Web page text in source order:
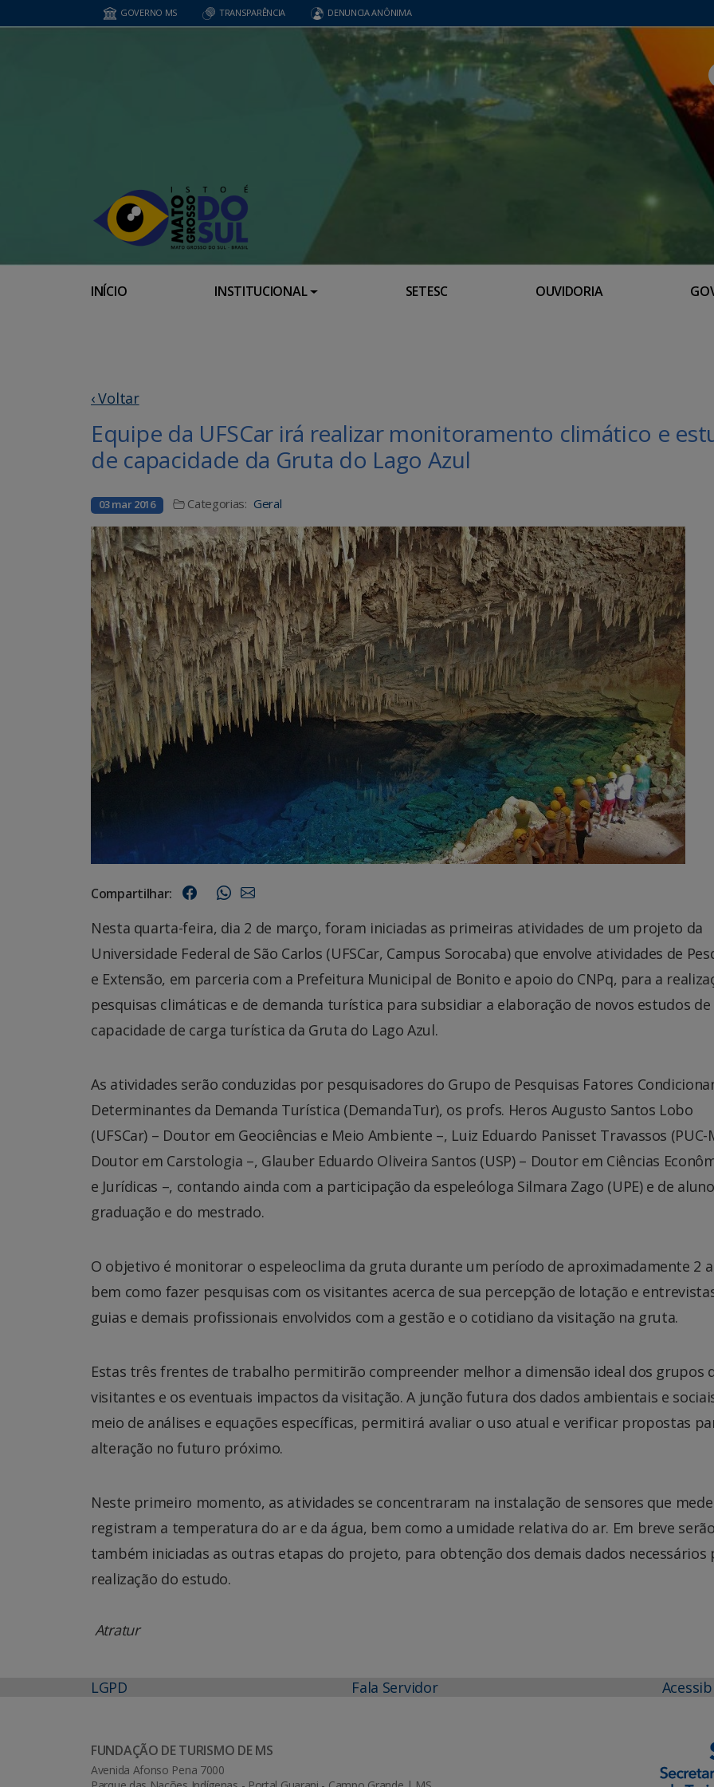
GOVERNO MS TRANSPARÊNCIA DENUNCIA ANÔNIMA
INÍCIO INSTITUCIONAL SETESC OUVIDORIA
‹ Voltar
Equipe da UFSCar irá realizar monitoramento climático e
de capacidade da Gruta do Lago Azul
03 mar 2016 Categorias: Geral
Compartilhar:
Nesta quarta-feira, dia 2 de março, foram iniciadas as primeiras atividades de um projeto da
Universidade Federal de São Carlos (UFSCar, Campus Sorocaba) que envolve atividades de
e Extensão, em parceria com a Prefeitura Municipal de Bonito e apoio do CNPq, para a
pesquisas climáticas e de demanda turística para subsidiar a elaboração de novos estudos de
capacidade de carga turística da Gruta do Lago Azul.
As atividades serão conduzidas por pesquisadores do Grupo de Pesquisas Fatores
Determinantes da Demanda Turística (DemandaTur), os profs. Heros Augusto Santos Lobo
(UFSCar) – Doutor em Geociências e Meio Ambiente –, Luiz Eduardo Panisset Travassos (PUC-
Doutor em Carstologia –, Glauber Eduardo Oliveira Santos (USP) – Doutor em Ciências
e Jurídicas –, contando ainda com a participação da espeleóloga Silmara Zago (UPE) e de
graduação e do mestrado.
O objetivo é monitorar o espeleoclima da gruta durante um período de aproximadamente 2
bem como fazer pesquisas com os visitantes acerca de sua percepção de lotação e
guias e demais profissionais envolvidos com a gestão e o cotidiano da visitação na gruta.
Estas três frentes de trabalho permitirão compreender melhor a dimensão ideal dos grupos
visitantes e os eventuais impactos da visitação. A junção futura dos dados ambientais e
meio de análises e equações específicas, permitirá avaliar o uso atual e verificar propostas
alteração no futuro próximo.
Neste primeiro momento, as atividades se concentraram na instalação de sensores que
registram a temperatura do ar e da água, bem como a umidade relativa do ar. Em breve
também iniciadas as outras etapas do projeto, para obtenção dos demais dados necessários
realização do estudo.
Atratur
LGPD Fala Servidor
FUNDAÇÃO DE TURISMO DE MS
Avenida Afonso Pena 7000